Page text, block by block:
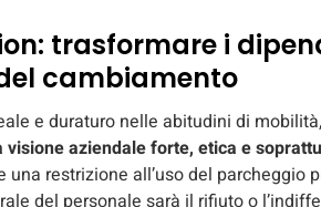
trasformare i
cambiamento
e duraturo nelle abitudini di
aziendale forte, etica e
restrizione all’uso del parcheggio